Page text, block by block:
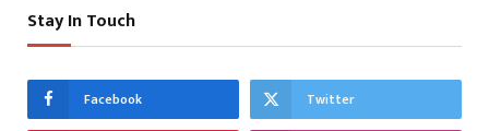
Stay In Touch
Facebook Twitter